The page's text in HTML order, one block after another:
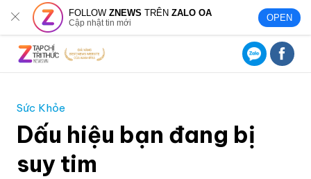
FOLLOWZNEWS TRÊNZALO OA
Cập nhật tin mới OPEN
Sức Khỏe
Dấu hiệu bạn đang bị
suy tim